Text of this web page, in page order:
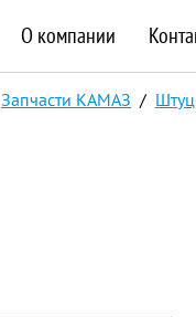
О компании
Запчасти КАМАЗ /